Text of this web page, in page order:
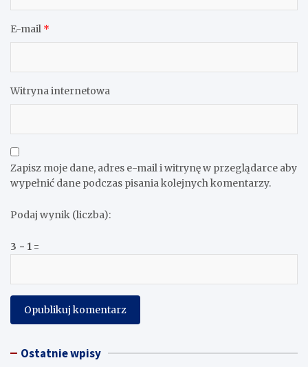
E-mail *
Witryna internetowa
Zapisz moje dane, adres e-mail i witrynę w przeglądarce aby
wypełnić dane podczas pisania kolejnych komentarzy.
Podaj wynik (liczba):
3 − 1 =
Ostatnie wpisy